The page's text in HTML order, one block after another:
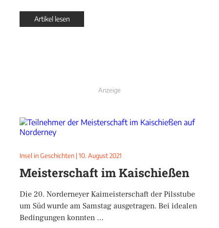
Artikel lesen
Anzeige
Insel in Geschichten | 10. August 2021
Meisterschaft im Kaischießen
Die 20. Norderneyer Kaimeisterschaft der Pilsstube
um Süd wurde am Samstag ausgetragen. Bei idealen
Bedingungen konnten …